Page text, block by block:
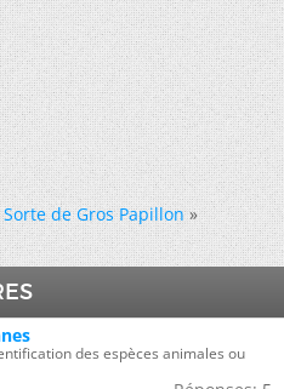
Sorte de Gros Papillon »
des espèces animales ou